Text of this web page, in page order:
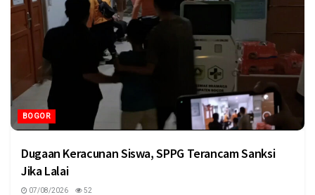
BOGOR
Dugaan Keracunan Siswa, SPPG Terancam Sanksi
Jika Lalai
07/08/2026 52